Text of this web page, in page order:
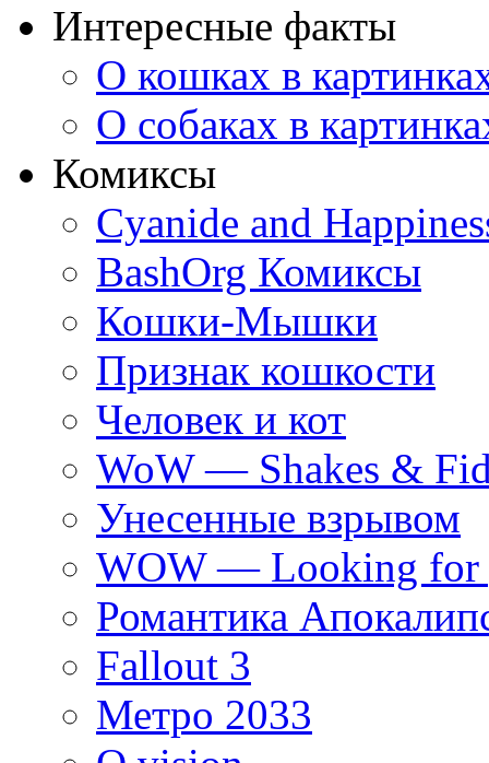
Интересные факты
О кошках в
О собаках в
Комиксы
Cyanide and
BashOrg Комиксы
Кошки-Мышки
Признак кошкости
Человек и кот
WoW — Shakes &
Унесенные взрывом
WOW — Looking for
Романтика
Fallout 3
Метро 2033